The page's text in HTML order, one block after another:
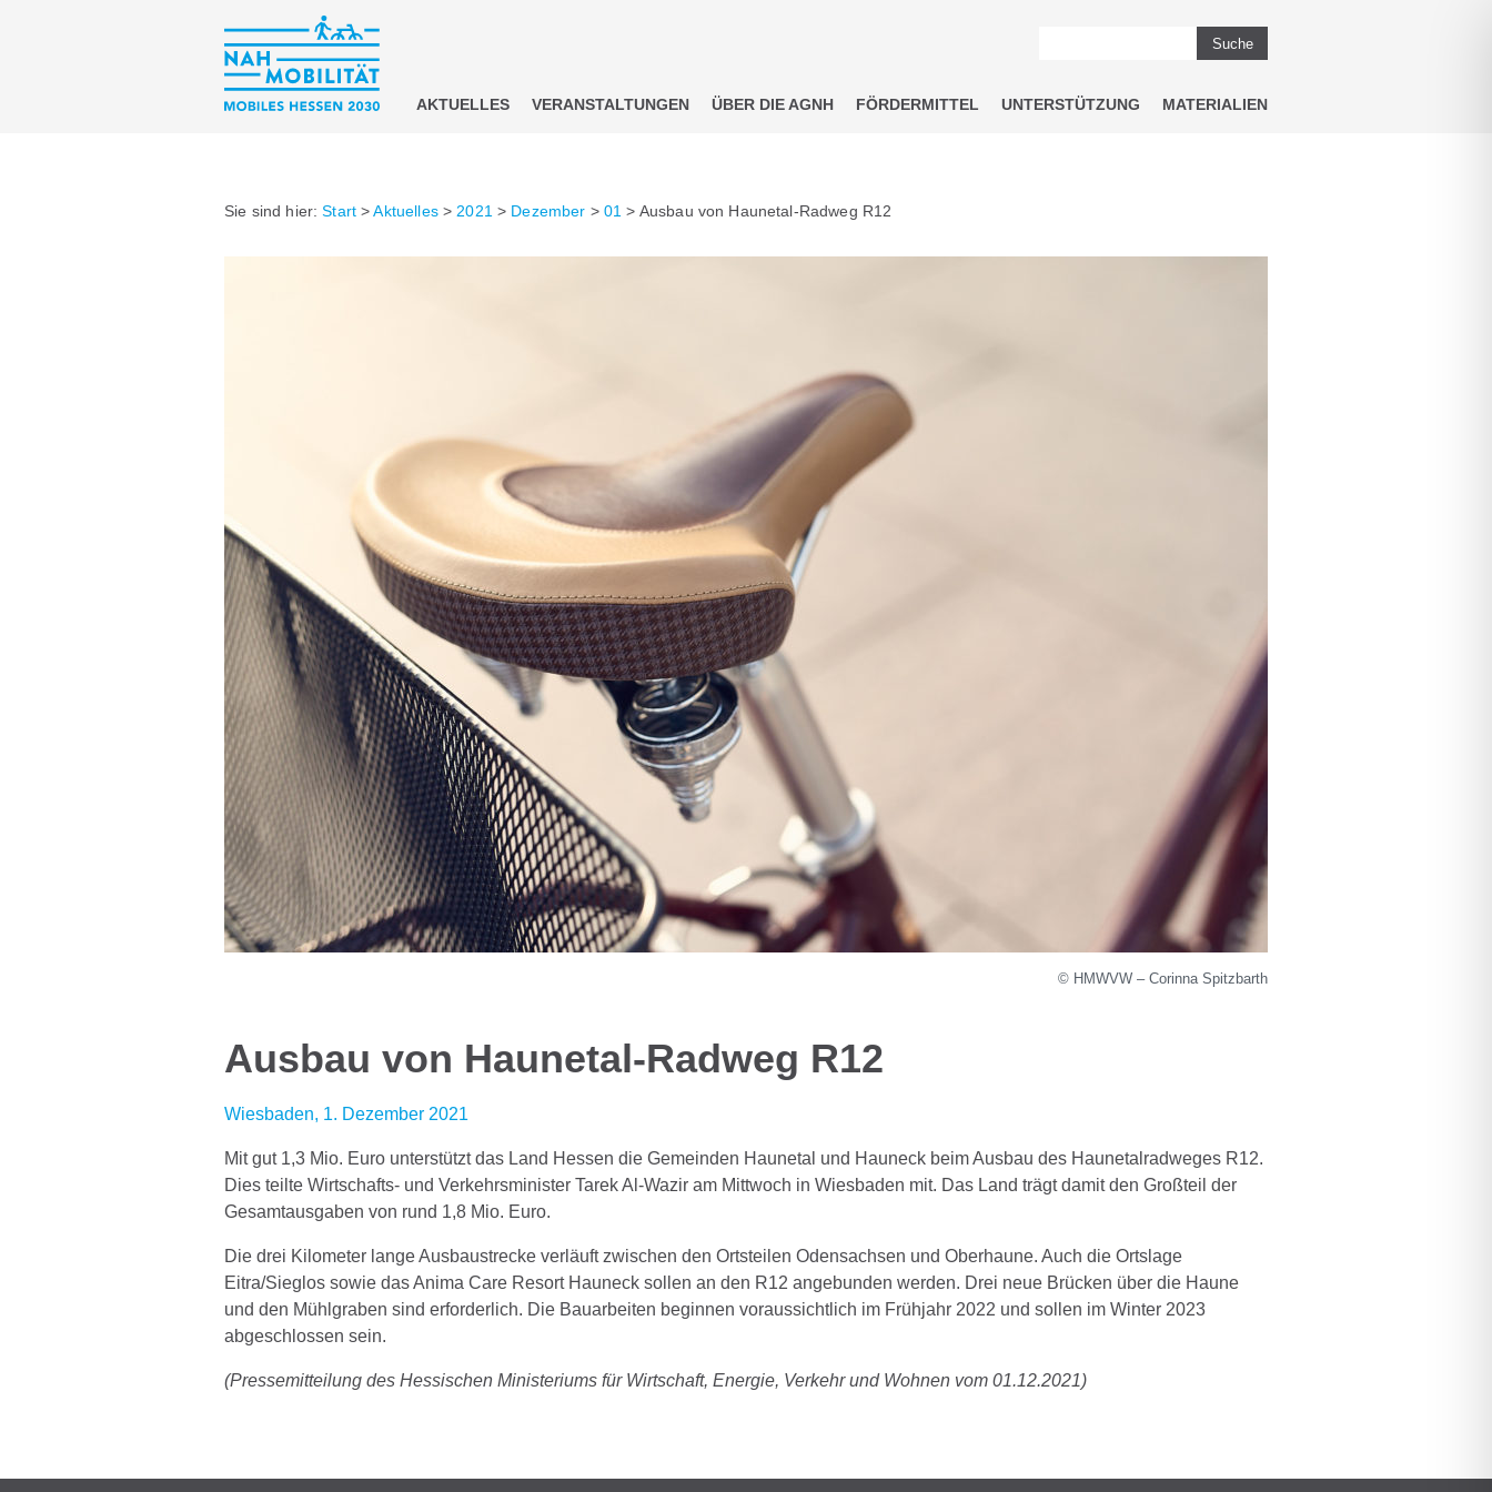
Suche
AKTUELLES VERANSTALTUNGEN ÜBER DIE AGNH FÖRDERMITTEL UNTERSTÜTZUNG MATERIALIEN
Sie sind hier:Start >Aktuelles> 2021 > Dezember > 01 > Ausbau von Haunetal-Radweg R12
© HMWVW – Corinna Spitzbarth
Ausbau von Haunetal-Radweg R12
Wiesbaden, 1. Dezember 2021
Mit gut 1,3 Mio. Euro unterstützt das Land Hessen die Gemeinden Haunetal und Hauneck beim Ausbau des Haunetalradweges R12.
Dies teilte Wirtschafts- und Verkehrsminister Tarek Al-Wazir am Mittwoch in Wiesbaden mit. Das Land trägt damit den Großteil der
Gesamtausgaben von rund 1,8 Mio. Euro.
Die drei Kilometer lange Ausbaustrecke verläuft zwischen den Ortsteilen Odensachsen und Oberhaune. Auch die Ortslage
Eitra/Sieglos sowie das Anima Care Resort Hauneck sollen an den R12 angebunden werden. Drei neue Brücken über die Haune
und den Mühlgraben sind erforderlich. Die Bauarbeiten beginnen voraussichtlich im Frühjahr 2022 und sollen im Winter 2023
abgeschlossen sein.
(Pressemitteilung des Hessischen Ministeriums für Wirtschaft, Energie, Verkehr und Wohnen vom 01.12.2021)